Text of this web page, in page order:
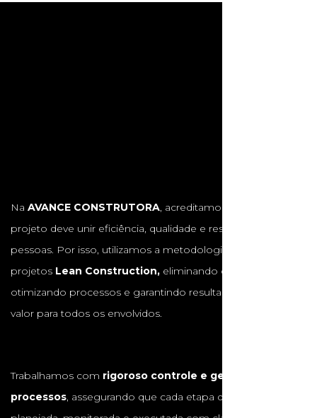
Na AVANCE CONSTRUTORA, acreditamos que cada
projeto deve unir eficiência, qualidade e respeito às
pessoas. Por isso, utilizamos a metodologia de gestão de
projetos Lean Construction, eliminando desperdícios,
otimizando processos e garantindo resultados com maior
valor para todos os envolvidos.
Trabalhamos com rigoroso controle e gestão de
processos, assegurando que cada etapa da obra seja